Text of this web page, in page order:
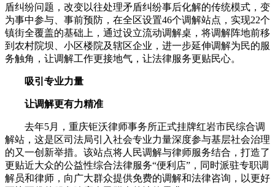
盾纠纷问题，改变以往处理矛盾纠纷事后化解的传统模式，变
为事中参与、事前预防，在全区设置46个调解站点，实现22个
镇街全覆盖的基础上，通过设立流动调解桌，将调解阵地前移
到农村院坝、小区楼院及辖区企业，进一步延伸调解为民的服
务触角，让调解工作更接地气，让法律服务更贴民心。
吸引专业力量
让调解更有力精准
去年5月，重庆钜沃律师事务所正式挂牌红岩市民综合调
解站，这是区司法局引入社会专业力量深度参与基层社会治理
的又一创新举措。该站点将人民调解与律师服务结合，打造了
更贴近大众的公益性综合法律服务“便利店”，同时派驻专职调
解员和律师，向广大群众提供免费的调解和法律咨询，以更好